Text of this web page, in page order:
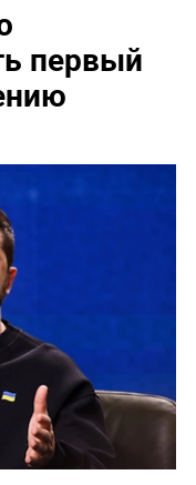
первый